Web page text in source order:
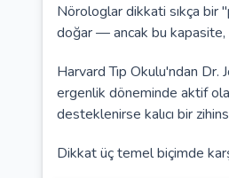
Nörologlar dikkati sıkça bir
doğar — ancak bu kapasite,
Harvard Tıp Okulu'ndan
ergenlik döneminde aktif
desteklenirse kalıcı bir
Dikkat üç temel biçimde